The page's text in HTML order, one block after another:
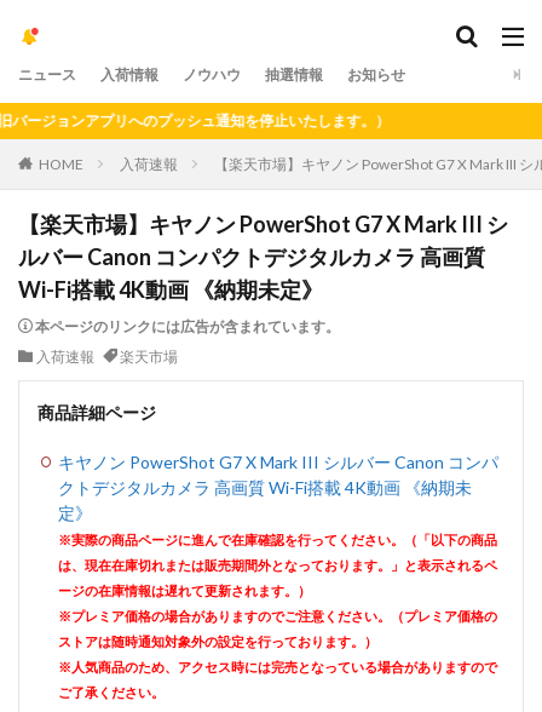
ニュース 入荷情報 ノウハウ 抽選情報 お知らせ
ンアプリへのプッシュ通知を停止いたします。）
HOME 入荷速報 【楽天市場】キヤノン PowerShot G7 X Mark III
【楽天市場】キヤノン PowerShot G7 X Mark III シ
ルバー Canon コンパクトデジタルカメラ 高画質
Wi-Fi搭載 4K動画 《納期未定》
本ページのリンクには広告が含まれています。
入荷速報
楽天市場
商品詳細ページ
キヤノン PowerShot G7 X Mark III シルバー Canon コンパ
クトデジタルカメラ 高画質 Wi-Fi搭載 4K動画 《納期未
定》
※実際の商品ページに進んで在庫確認を行ってください。（「以下の商品
は、現在在庫切れまたは販売期間外となっております。」と表示されるペ
ージの在庫情報は遅れて更新されます。）
※プレミア価格の場合がありますのでご注意ください。（プレミア価格の
ストアは随時通知対象外の設定を行っております。）
※人気商品のため、アクセス時には完売となっている場合がありますので
ご了承ください。